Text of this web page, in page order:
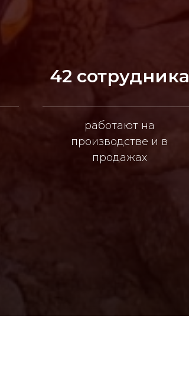
42 сотрудника
работают на
производстве и в
продажах